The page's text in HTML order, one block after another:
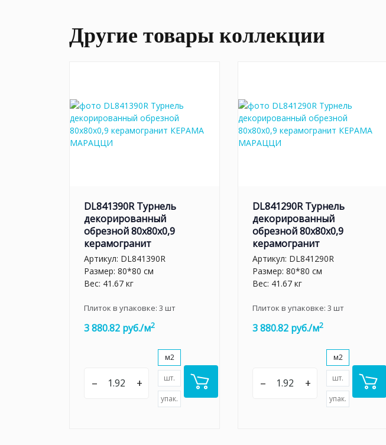
Другие товары коллекции
DL841390R Турнель
декорированный
обрезной 80x80x0,9
керамогранит
Артикул: DL841390R
Размер: 80*80 см
Вес: 41.67 кг
Плиток в упаковке: 3 шт
3 880.82 руб./м2
– +
м2
шт.
упак.
DL841290R Турнель
декорированный
обрезной 80x80x0,9
керамогранит
Артикул: DL841290R
Размер: 80*80 см
Вес: 41.67 кг
Плиток в упаковке: 3 шт
3 880.82 руб./м2
– +
м2
шт.
упак.